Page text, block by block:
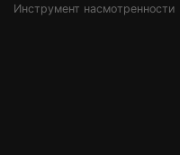
Инструмент насмотренности